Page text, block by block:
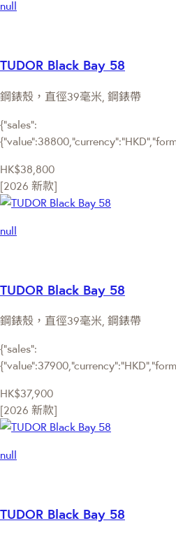
null
TUDOR Black Bay 58
鋼錶殼，直徑39毫米, 鋼錶帶
{"sales":
HK$38,800
[2026 新款]
null
TUDOR Black Bay 58
鋼錶殼，直徑39毫米, 鋼錶帶
{"sales":
HK$37,900
[2026 新款]
null
TUDOR Black Bay 58